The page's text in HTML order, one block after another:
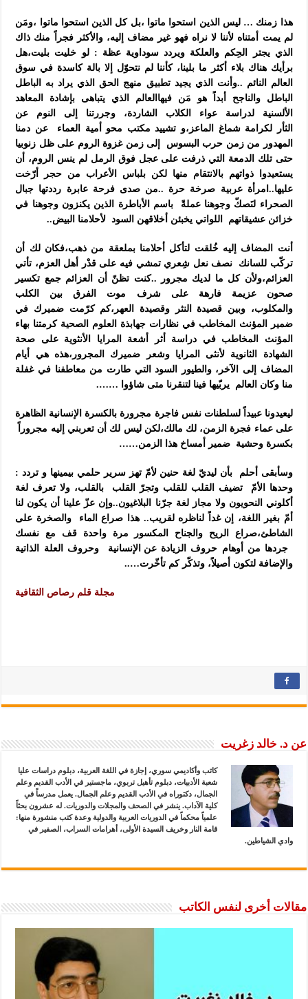
هذا زمنك … ليس الذين استحوا ماتوا ،بل كل الذين استحوا ماتوا ،ومَن
لم يمت أمتناه لأننا لا نراه فهو غير مضاف إليه، والأكثر فجراً منك ذاك
الذي يجتر الحِكم والعلكة ويردد سوداوية عظة : لو خليت بليت،هل
برأيك هناك بلاء أكثر ما بلينا،كأننا لم نتحوّل إلا بالة كاسدة في سوق
العالم النائم ..وأنت الذي يجيد تطبيق منهج الحق الذي يراد به الباطل
الباطل والناجح أبداً هو مَن فيهاالعالم الذي يتباهى بإشادة المعاهد
الألسنية لدراسة عواء الكلاب الشاردة، وجررتنا إلى النوم عن
الثأر لكرامة شماغ الماعز،و تشييد مكتب محو أمية العماء عن دمنا
المهدور من زمن حرب البسوس إلى زمن غزوة الروم على ظل زنوبيا
حتى تلك الدمعة التي ذرفت على عجلفوق الرمل لم ينس الروم، أن
يستعيدوا ذواتهم بالانتقام منها لكن بلباس الأعراب من حجر أرّخت
عليها.. امرأة عربية صرخة حرة ..من صدى فرحة عابرة رددتها جبال
الصحراء لنَصكّ وجوهنا عملةً باسم الأباطرة
الذين يكنزون وجوهنا في
خزائن عشيقاتهم اللواتي يخبئن أخلاقهن السود لأحلامنا البيض..
أنت المضاف إليه خُلقت لتأكل أحلامنا بملعقة من ذهب،فكان لك أن
تركّب للسانك نصف نعل شِعريتمشي فيه على قدْر أهل العزم، تأتي
العزائم،ولأن كل ما لديك مجرور ..كنت تظنّ أن العزائمجمع تكسير
صحون عزيمة فارهة على شرف موت الفرق بين الكلب
والمكلوب، وبين قصيدة النثر وقصيدة العهر،كم كرّمت ضميرك في
ضمير المؤنث المخاطبفي نظارات جهابذة العلوم الصحية كرمتنا بهاء
المؤنث المخاطب في دراسة أثر أشعة المرايا الأنثويةعلى صحة
الشهادة الثانوية لأنثى المرايا وشعر ضميرك المجرور،هذه هي أيام
المضاف إلى الآخر،والطيور السود التي طارت من معاطفنا في غفلة
منا وكان العالم يربّيها فينا لتنقرنا متى شاؤوا …….
ليعيدونا عبيداً لسلطنات نفس فاجرة مجرورة بالكسرة الإنسانية الظاهرة
على عماء فجرة الزمن،لك مالك،لكن ليس لك أن تعربني إليه مجروراً
بكسرة وحشية ضمير أمساخ هذا الزمن……
وسأبقى أحلم بأن ليديّ لغة حنين لأمّ تهز سرير حلمي بيمينها و تردد :
وحدها الأمّ تضيف القلب للقلب وتجرّ القلب بالقلب، ولا تعرف لغة
أكلوني النحويون ولا مجاز لغة جرّنا البلاغيون..وإن عزّ علينا
أن يكون لنا
أمّ بغير اللغة، إن غداً لناظره لقريب.. هذا صراع الماء والصخرة على
الشاطئ،صراع الريح والجناح المكسور مرة واحدة قف مع نفسك
جردها من أوهام حروف الزيادةعن الإنسانية وحروف العلة الذاتية
والإضافة لتكون أصيلاً،وتذكّر كم تأخّرت…..
مجلة قلم رصاص الثقافية
عن د. خالد زغريت
كاتب وأكاديمي سوري، إجازة في اللغة العربية، دبلوم دراسات عليا
شعبة الأدبيات، دبلوم تأهيل تربوي، ماجستير في الأدب القديم وعلم
الجمال، دكتوراه في الأدب القديم وعلم الجمال. يعمل مدرساً في
كلية الآداب. ينشر في الصحف والمجلات والدوريات. له عشرون بحثاً
علمياً محكماً في الدوريات العربية والدولية وعدة كتب منشورة منها:
قامة النار وخريف السيدة الأولى، أهرامات السراب، الصفير في
وادي الشياطين.
مقالات أخرى لنفس الكاتب